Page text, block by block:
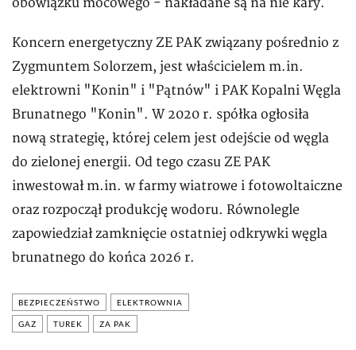
obowiązku mocowego - nakładane są na nie kary.
Koncern energetyczny ZE PAK związany pośrednio z
Zygmuntem Solorzem, jest właścicielem m.in.
elektrowni "Konin" i "Pątnów" i PAK Kopalni Węgla
Brunatnego "Konin". W 2020 r. spółka ogłosiła
nową strategię, której celem jest odejście od węgla
do zielonej energii. Od tego czasu ZE PAK
inwestował m.in. w farmy wiatrowe i fotowoltaiczne
oraz rozpoczął produkcję wodoru. Równolegle
zapowiedział zamknięcie ostatniej odkrywki węgla
brunatnego do końca 2026 r.
BEZPIECZEŃSTWO ELEKTROWNIA
GAZ TUREK ZA PAK